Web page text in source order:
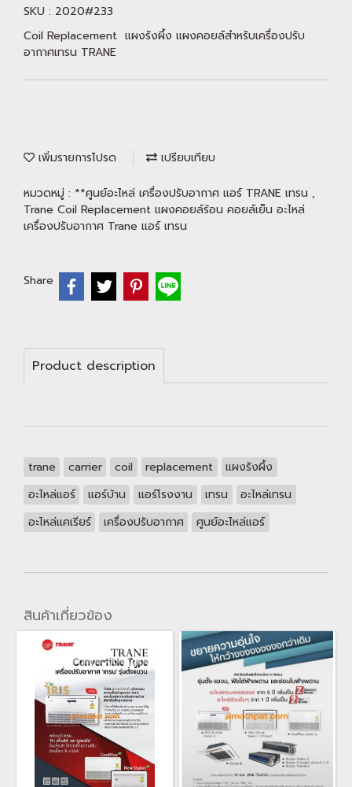
SKU : 2020#233
Coil Replacement แผงรังผึ้ง แผงคอยล์สำหรับเครื่องปรับ
อากาศเทรน TRANE
เพิ่มรายการโปรด เปรียบเทียบ
หมวดหมู่ : **ศูนย์อะไหล่ เครื่องปรับอากาศ แอร์ TRANE เทรน ,
Trane Coil Replacement แผงคอยล์ร้อน คอยล์เย็น อะไหล่
เครื่องปรับอากาศ Trane แอร์ เทรน
Share
Product description
trane carrier coil replacement
แผงรังผึ้ง
อะไหล่แอร์
แอร์บ้าน แอร์โรงงาน เทรน
อะไหล่เทรน
อะไหล่แคเรียร์
เครื่องปรับอากาศ ศูนย์อะไหล่แอร์
สินค้าเกี่ยวข้อง